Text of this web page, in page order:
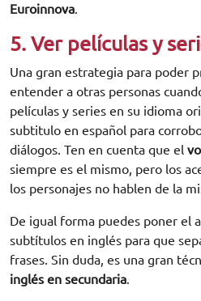
Euroinnova.
5. Ver películas y
Una gran estrategia para poder
entender a otras personas
películas y series en su idioma
subtitulo en español para
diálogos. Ten en cuenta que el
siempre es el mismo, pero los
los personajes no hablen de la
De igual forma puedes poner el
subtítulos en inglés para que
frases. Sin duda, es una gran
inglés en secundaria.